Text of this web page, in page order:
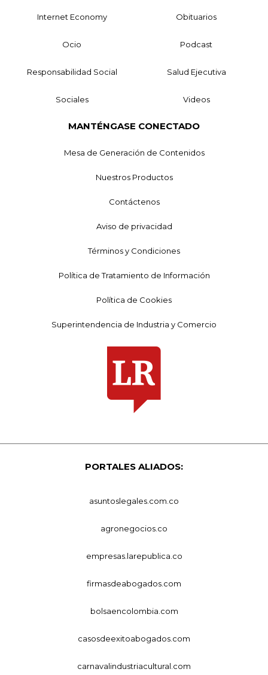
Internet Economy Obituarios
Ocio Podcast
Responsabilidad Social Salud Ejecutiva
Sociales Videos
MANTÉNGASE CONECTADO
Mesa de Generación de Contenidos
Nuestros Productos
Contáctenos
Aviso de privacidad
Términos y Condiciones
Política de Tratamiento de Información
Política de Cookies
Superintendencia de Industria y Comercio
PORTALES ALIADOS:
asuntoslegales.com.co
agronegocios.co
empresas.larepublica.co
firmasdeabogados.com
bolsaencolombia.com
casosdeexitoabogados.com
carnavalindustriacultural.com